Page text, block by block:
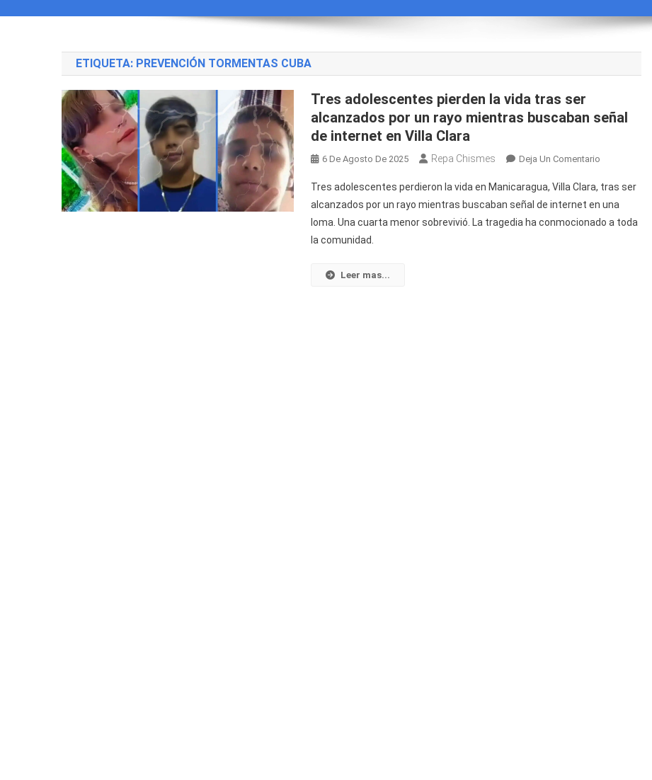
ETIQUETA: PREVENCIÓN TORMENTAS CUBA
Tres adolescentes pierden la vida tras ser
alcanzados por un rayo mientras buscaban señal
de internet en Villa Clara
6 De Agosto De 2025 Repa Chismes Deja Un Comentario
Adolescentes
Pierden
La
Tres adolescentes perdieron la vida en Manicaragua, Villa Clara, tras ser
alcanzados por un rayo mientras buscaban señal de internet en una
loma. Una cuarta menor sobrevivió. La tragedia ha conmocionado a toda
la comunidad.
Leer mas...